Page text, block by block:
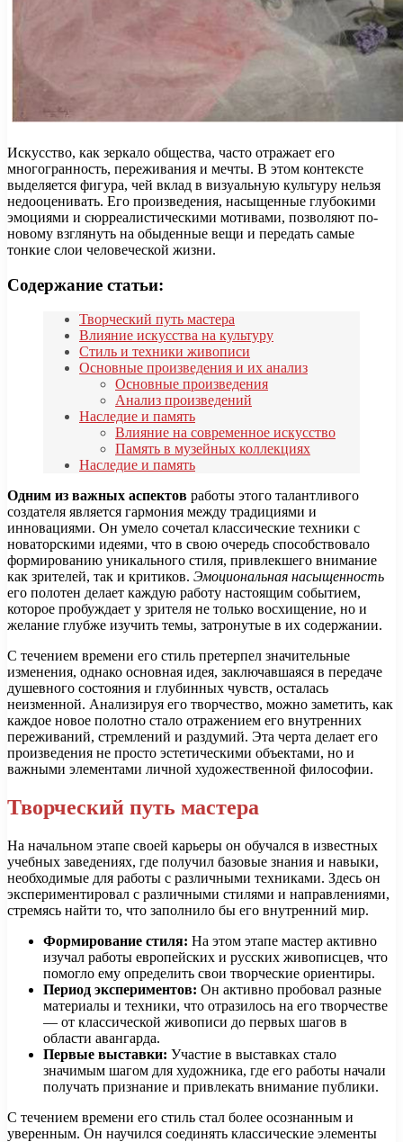
Искусство, как зеркало общества, часто отражает его
многогранность, переживания и мечты. В этом контексте
выделяется фигура, чей вклад в визуальную культуру нельзя
недооценивать. Его произведения, насыщенные глубокими
эмоциями и сюрреалистическими мотивами, позволяют по-
новому взглянуть на обыденные вещи и передать самые
тонкие слои человеческой жизни.
Содержание статьи:
Творческий путь мастера
Влияние искусства на культуру
Стиль и техники живописи
Основные произведения и их анализ
Основные произведения
Анализ произведений
Наследие и память
Влияние на современное искусство
Память в музейных коллекциях
Наследие и память
Одним из важных аспектов работы этого талантливого
создателя является гармония между традициями и
инновациями. Он умело сочетал классические техники с
новаторскими идеями, что в свою очередь способствовало
формированию уникального стиля, привлекшего внимание
как зрителей, так и критиков. Эмоциональная насыщенность
его полотен делает каждую работу настоящим событием,
которое пробуждает у зрителя не только восхищение, но и
желание глубже изучить темы, затронутые в их содержании.
С течением времени его стиль претерпел значительные
изменения, однако основная идея, заключавшаяся в передаче
душевного состояния и глубинных чувств, осталась
неизменной. Анализируя его творчество, можно заметить, как
каждое новое полотно стало отражением его внутренних
переживаний, стремлений и раздумий. Эта черта делает его
произведения не просто эстетическими объектами, но и
важными элементами личной художественной философии.
Творческий путь мастера
На начальном этапе своей карьеры он обучался в известных
учебных заведениях, где получил базовые знания и навыки,
необходимые для работы с различными техниками. Здесь он
экспериментировал с различными стилями и направлениями,
стремясь найти то, что заполнило бы его внутренний мир.
Формирование стиля: На этом этапе мастер активно
изучал работы европейских и русских живописцев, что
помогло ему определить свои творческие ориентиры.
Период экспериментов: Он активно пробовал разные
материалы и техники, что отразилось на его творчестве
— от классической живописи до первых шагов в
области авангарда.
Первые выставки: Участие в выставках стало
значимым шагом для художника, где его работы начали
получать признание и привлекать внимание публики.
С течением времени его стиль стал более осознанным и
уверенным. Он научился соединять классические элементы